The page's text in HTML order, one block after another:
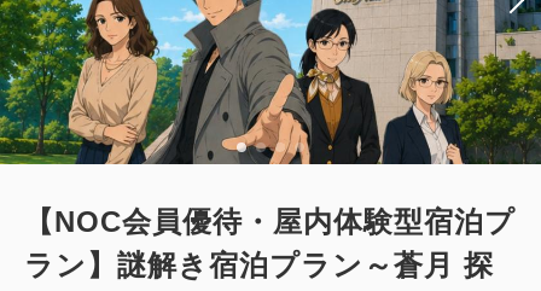
名
税・サービス料込
合計 42,400円
【NOC会員優待・屋内体験型宿泊プ
ラン】謎解き宿泊プラン～蒼月 探